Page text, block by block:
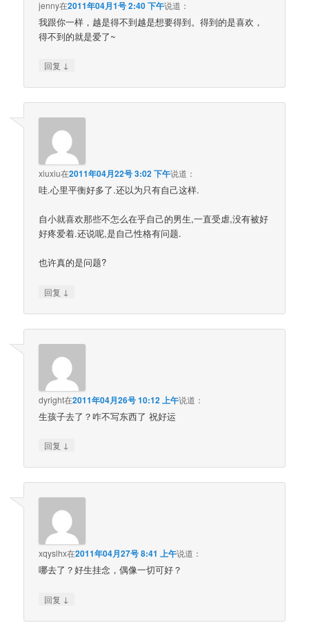
jenny在2011年04月1号 2:40 下午说道：
我跟你一样，越是得不到越是想要得到。得到的是喜欢，
得不到的就是爱了~
回复 ↓
xiuxiu在2011年04月22号 3:02 下午说道：
哇.心里平衡好多了.还以为只有自己这样.
自小就喜欢那些不怎么在乎自己的男生,一直受虐,没有被好
好疼爱着.还说呢,是自己性格有问题.
也许真的是问题?
回复 ↓
dyright在2011年04月26号 10:12 上午说道：
生孩子去了？咋不写东西了 祝好运
回复 ↓
xqyslhx在2011年04月27号 8:41 上午说道：
哪去了？好生挂念，偶像一切可好？
回复 ↓